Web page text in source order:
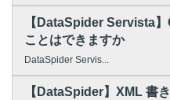
【DataSpider Servista
ことはできますか
DataSpider Servis...
【DataSpider】XML 書